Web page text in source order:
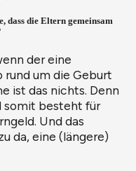
dass die Eltern gemeinsam
der eine
rund um die Geburt
ist das nichts. Denn
somit besteht für
Und das
da, eine (längere)